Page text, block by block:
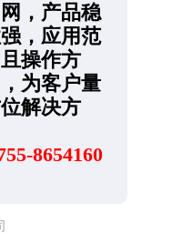
，产品稳
，应用范
操作方
，为客户量
解决方
8654160